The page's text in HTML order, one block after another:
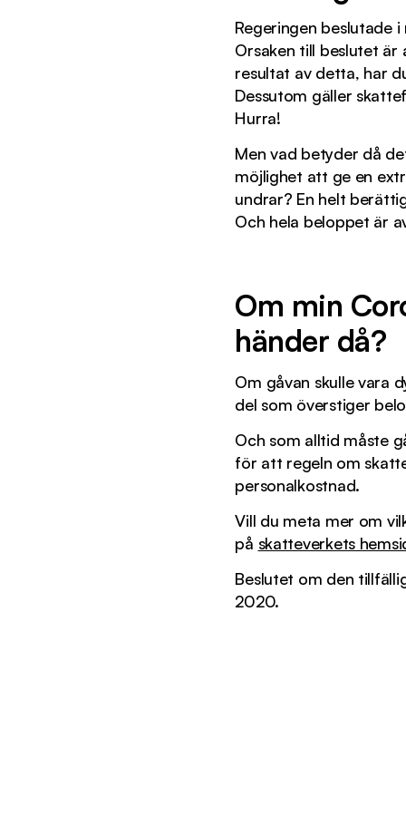
Regeringen beslutade
Orsaken till beslutet
resultat av detta, har
Dessutom gäller
Hurra!
Men vad betyder då
möjlighet att ge en
undrar? En helt
Och hela beloppet är
Om min
händer då?
Om gåvan skulle vara
del som överstiger
Och som alltid måste
för att regeln om
personalkostnad.
Vill du meta mer om
på skatteverkets
Beslutet om den
2020.